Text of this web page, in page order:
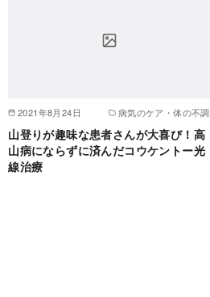
2021年8月24日 病気のケア・体の不調
山登りが趣味な患者さんが大喜び！高
山病にならずに済んだコウケントー光
線治療